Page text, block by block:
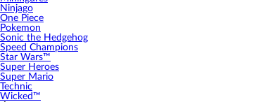
Ninjago
One Piece
Pokemon
Sonic the Hedgehog
Speed Champions
Star Wars™
Super Heroes
Super Mario
Technic
Wicked™